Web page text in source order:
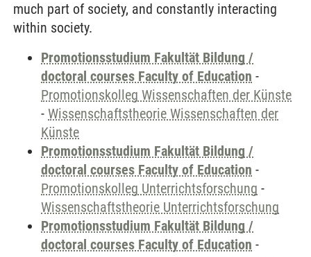
much part of society, and constantly interacting
within society.
Promotionsstudium Fakultät Bildung /
doctoral courses Faculty of Education -
Promotionskolleg Wissenschaften der Künste
- Wissenschaftstheorie Wissenschaften der
Künste
Promotionsstudium Fakultät Bildung /
doctoral courses Faculty of Education -
Promotionskolleg Unterrichtsforschung -
Wissenschaftstheorie Unterrichtsforschung
Promotionsstudium Fakultät Bildung /
doctoral courses Faculty of Education -